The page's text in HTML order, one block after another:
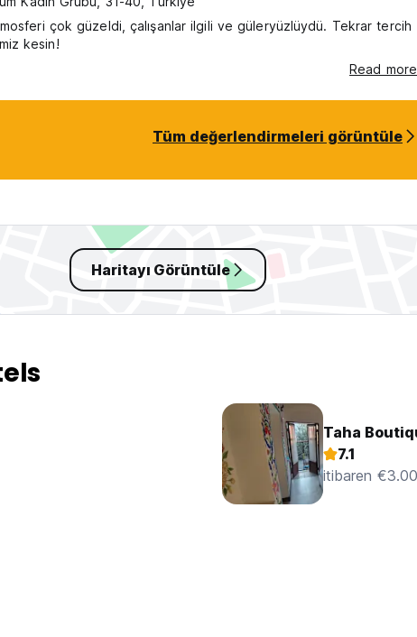
çok güzeldi, çalışanlar ilgili ve güleryüzlüydü. Tekrar tercih
kesin!
Read more
Tüm değerlendirmeleri görüntüle
Haritayı Görüntüle
Taha
7.1
itibaren €3.00